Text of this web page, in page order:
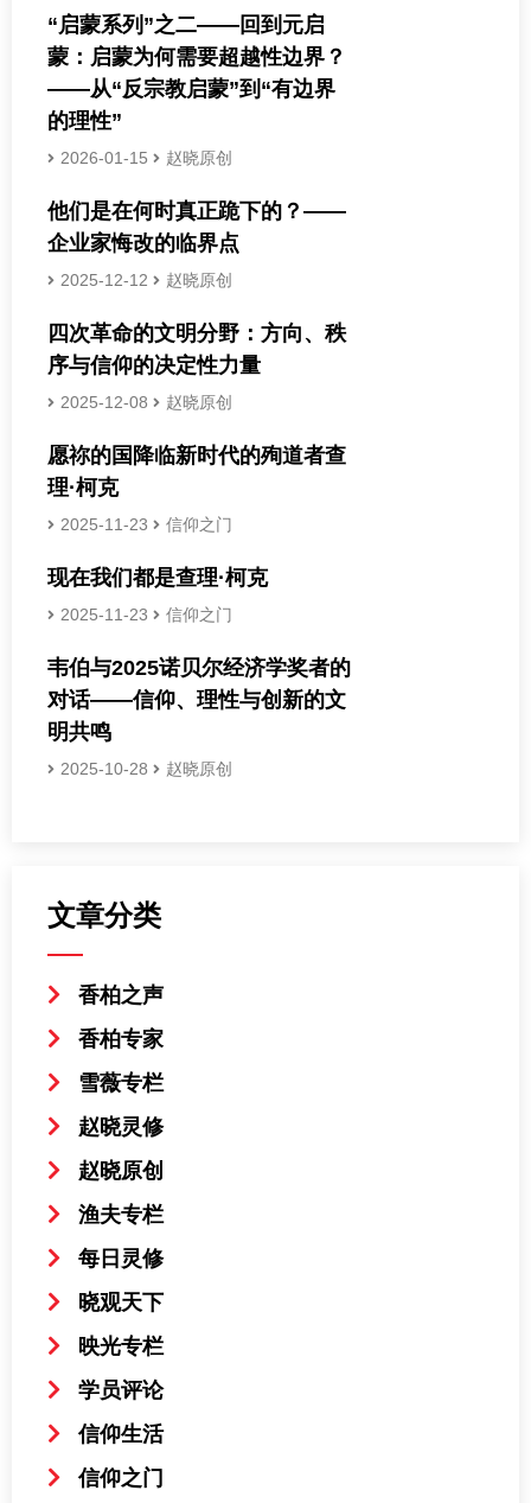
“启蒙系列”之二——回到元启
蒙：启蒙为何需要超越性边界？
——从“反宗教启蒙”到“有边界
的理性”
2026-01-15 赵晓原创
他们是在何时真正跪下的？——
企业家悔改的临界点
2025-12-12 赵晓原创
四次革命的文明分野：方向、秩
序与信仰的决定性力量
2025-12-08 赵晓原创
愿祢的国降临新时代的殉道者查
理·柯克
2025-11-23 信仰之门
现在我们都是查理·柯克
2025-11-23 信仰之门
韦伯与2025诺贝尔经济学奖者的
对话——信仰、理性与创新的文
明共鸣
2025-10-28 赵晓原创
文章分类
香柏之声
香柏专家
雪薇专栏
赵晓灵修
赵晓原创
渔夫专栏
每日灵修
晓观天下
映光专栏
学员评论
信仰生活
信仰之门